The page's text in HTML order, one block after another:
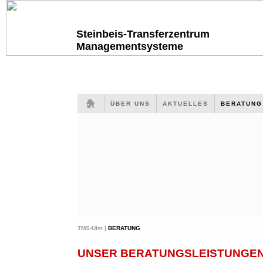
Steinbeis-Transferzentrum
Managementsysteme
ÜBER UNS AKTUELLES
TMS-Ulm | BERATUNG
UNSER